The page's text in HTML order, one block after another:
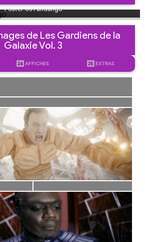
Poster US Fandango
de Les Gardiens de la
Galaxie Vol. 3
24 AFFICHES 25 EXTRAS